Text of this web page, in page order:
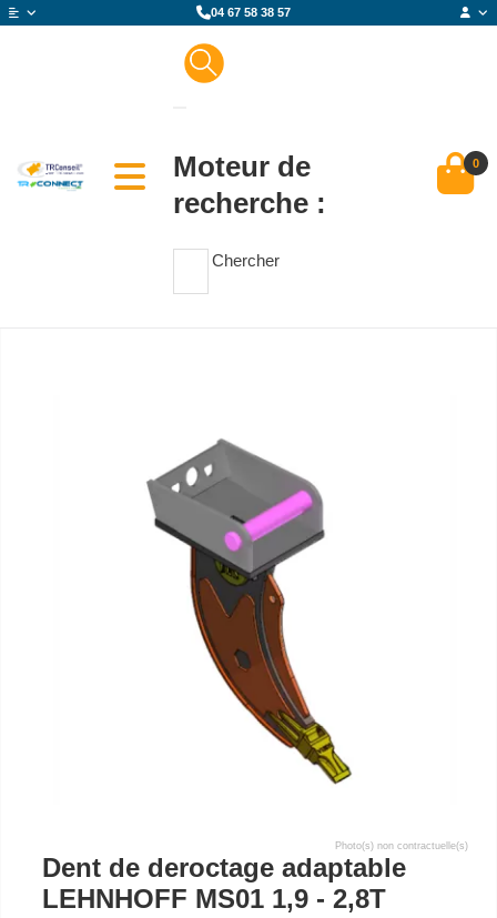
04 67 58 38 57
Moteur de
recherche :
Chercher
0
Photo(s) non contractuelle(s)
Dent de deroctage adaptable
LEHNHOFF MS01 1,9 - 2,8T